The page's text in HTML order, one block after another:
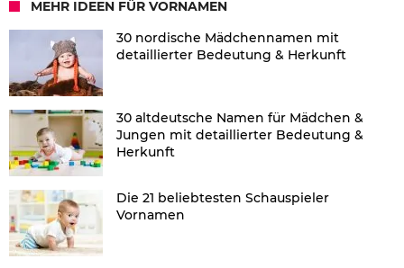
MEHR IDEEN FÜR VORNAMEN
30 nordische Mädchennamen mit
detaillierter Bedeutung & Herkunft
30 altdeutsche Namen für Mädchen &
Jungen mit detaillierter Bedeutung &
Herkunft
Die 21 beliebtesten Schauspieler
Vornamen